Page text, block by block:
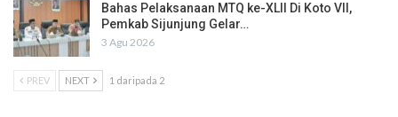
Bahas Pelaksanaan MTQ ke-XLII Di Koto VII,
Pemkab Sijunjung Gelar…
3 Agu 2026
PREV NEXT 1 daripada 2